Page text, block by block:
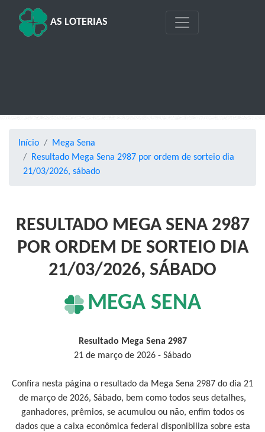
AS LOTERIAS
Início
Mega Sena
Resultado Mega Sena 2987 por ordem de sorteio dia
21/03/2026, sábado
RESULTADO MEGA SENA 2987
POR ORDEM DE SORTEIO DIA
21/03/2026, SÁBADO
MEGA SENA
Resultado Mega Sena 2987
21 de março de 2026 - Sábado
Confira nesta página o resultado da Mega Sena 2987 do dia 21
de março de 2026, Sábado, bem como todos seus detalhes,
ganhadores, prêmios, se acumulou ou não, enfim todos os
dados que a caixa econômica federal disponibiliza sobre esta